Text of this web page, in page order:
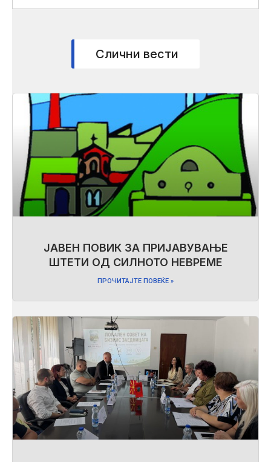
Слични вести
ЈАВЕН ПОВИК ЗА ПРИЈАВУВАЊЕ
ШТЕТИ ОД СИЛНОТО НЕВРЕМЕ
ПРОЧИТАЈТЕ ПОВЕЌЕ »